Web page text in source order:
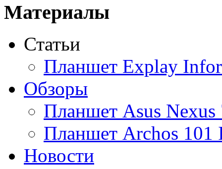
Acme
Ainol
Altinet
Amazon
Amber
Ampe
Apache
Материалы
Статьи
Планшет Explay
Обзоры
Планшет Asus Nexus
Планшет Archos 101
Новости